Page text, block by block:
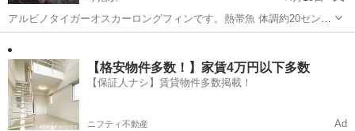
アルビノタイガーオスカーロングフィンです。熱帯魚 体調約20セン
チ。 混泳してます。 元気です。 餌は人工でも冷凍でも食べます。 予
定が合えば今治市、新居浜市、松山市ですとお届け可能。
【格安物件多数！】家賃4万円以下多数
【保証人ナシ】賃貸物件多数掲載！
ニフティ不動産 Ad